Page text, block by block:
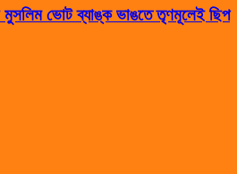
ভোট ব্যাঙ্ক ভাঙতে তৃণমূলেই ছিপ